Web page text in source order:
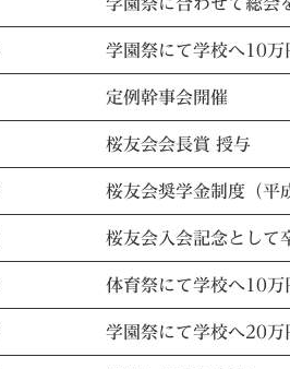
学園祭にて学校へ10万
定例幹事会開催
桜友会会長賞 授与
桜友会奨学金制度（平
桜友会入会記念として
体育祭にて学校へ10万
学園祭にて学校へ20万